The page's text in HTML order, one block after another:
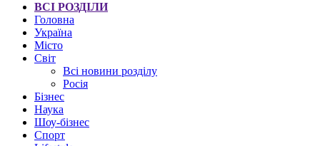
ВСІ РОЗДІЛИ
Головна
Україна
Місто
Світ
Всі новини розділу
Росія
Бізнес
Наука
Шоу-бізнес
Спорт